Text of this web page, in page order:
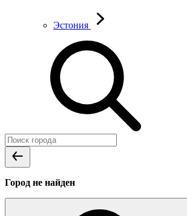
Эстония
Город не найден